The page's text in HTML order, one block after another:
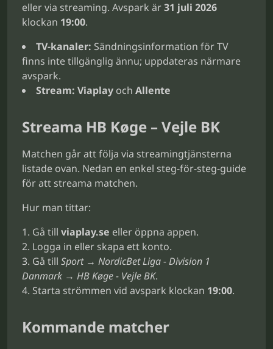
eller via streaming. Avspark är31 juli 2026
klockan 19:00.
TV-kanaler: Sändningsinformation för TV
finns inte tillgänglig ännu; uppdateras närmare
avspark.
Stream: Viaplay och Allente
Streama HB Køge – Vejle BK
Matchen går att följa via streamingtjänsterna
listade ovan. Nedan en enkel steg-för-steg-guide
för att streama matchen.
Hur man tittar:
Gå till viaplay.se eller öppna appen.
Logga in eller skapa ett konto.
Gå till Sport → NordicBet Liga - Division 1
Danmark → HB Køge - Vejle BK.
Starta strömmen vid avspark klockan 19:00.
Kommande matcher